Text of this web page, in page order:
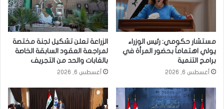
مستشار حكومي: رئيس الوزراء
يولي اهتماماً بحضور المرأة في
برامج التنمية
أغسطس 6, 2026
الزراعة تعلن تشكيل لجنة مختصة
لمراجعة العقود السابقة الخاصة
بالغابات والحد من التجريف
أغسطس 6, 2026